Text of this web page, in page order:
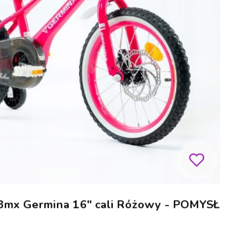
Germina 16" cali Różowy - POMYSŁ